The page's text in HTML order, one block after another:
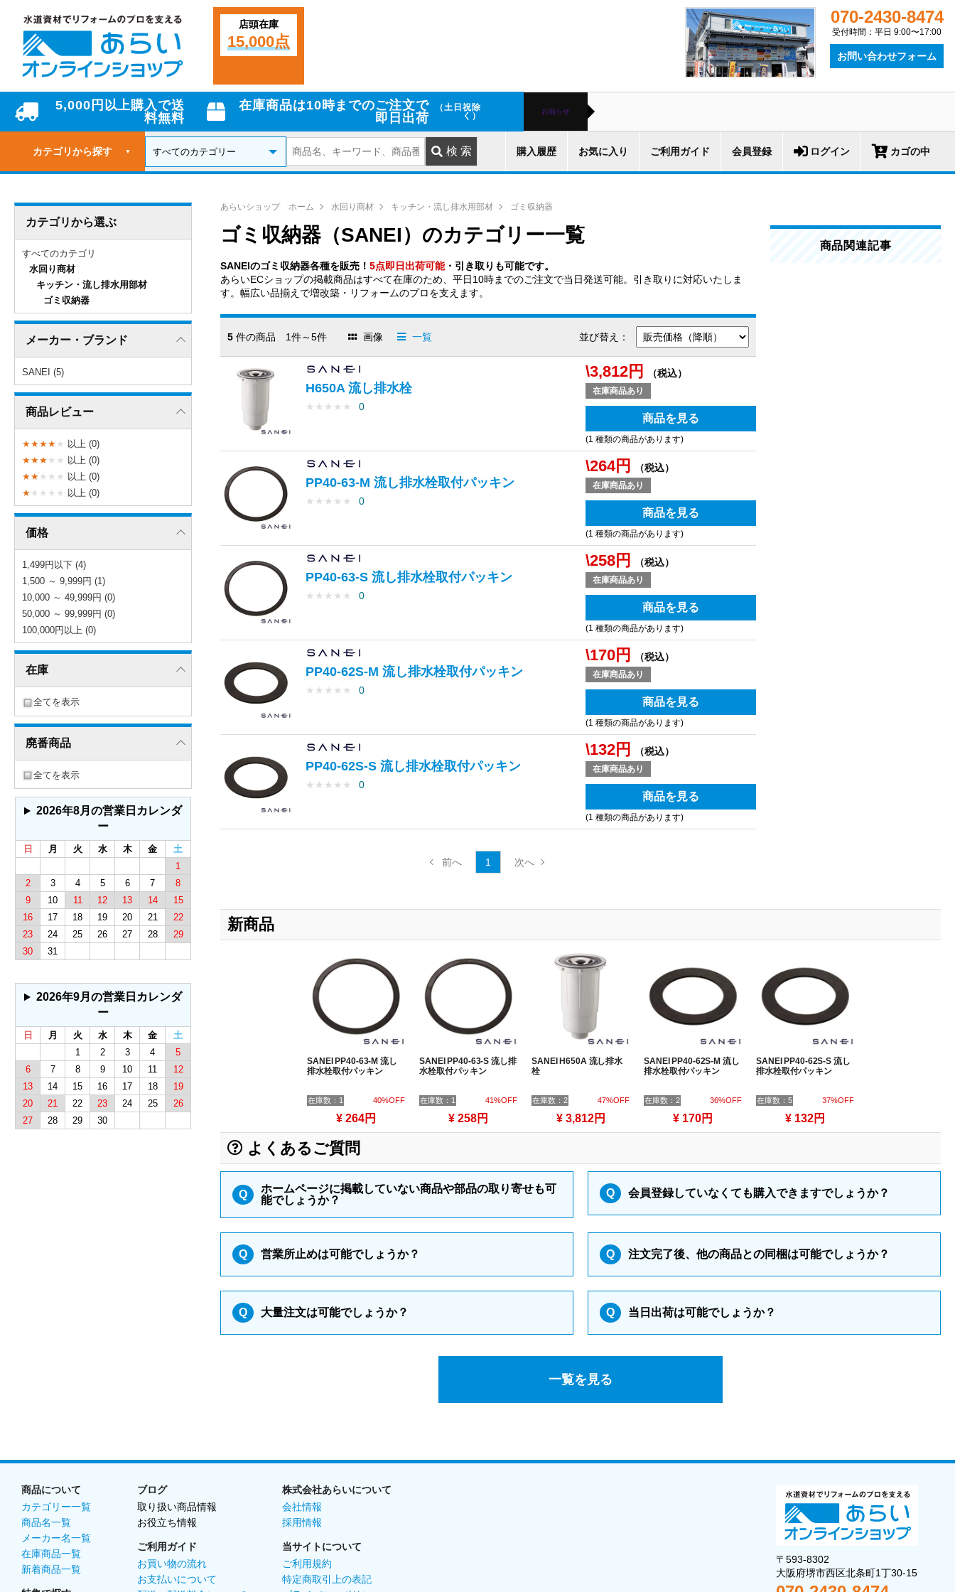
店頭在庫
15,000点
070-2430-8474
受付時間：平日 9:00〜17:00
お問い合わせフォーム
5,000円以上購入で送
料無料
在庫商品は10時までのご注文で
即日出荷
（土日祝除
く）
お知らせ
カテゴリから探す ▼ 購入履歴 お気に入り ご利用ガイド 会員登録 ログイン カゴの中
あらいショップ ホーム 水回り商材 キッチン・流し排水用部材 ゴミ収納器
ゴミ収納器（SANEI）のカテゴリー一覧
SANEIのゴミ収納器各種を販売！ 5点即日出荷可能・引き取りも可能です。
あらいECショップの掲載商品はすべて在庫のため、平日10時までのご注文で当日発送可能。引き取りに対応いたしま
す。幅広い品揃えで増改築・リフォームのプロを支えます。
5 件の商品 1件～5件 画像 一覧 並び替え：
H650A 流し排水栓
★ ★ ★ ★ ★ 0
\3,812円 （税込）
在庫商品あり
商品を見る
(1 種類の商品があります)
PP40-63-M 流し排水栓取付パッキン
★ ★ ★ ★ ★ 0
\264円 （税込）
在庫商品あり
商品を見る
(1 種類の商品があります)
PP40-63-S 流し排水栓取付パッキン
★ ★ ★ ★ ★ 0
\258円 （税込）
在庫商品あり
商品を見る
(1 種類の商品があります)
PP40-62S-M 流し排水栓取付パッキン
★ ★ ★ ★ ★ 0
\170円 （税込）
在庫商品あり
商品を見る
(1 種類の商品があります)
PP40-62S-S 流し排水栓取付パッキン
★ ★ ★ ★ ★ 0
\132円 （税込）
在庫商品あり
商品を見る
(1 種類の商品があります)
1
商品関連記事
新商品
SANEI PP40-63-M 流し
排水栓取付パッキン
在庫数：1 40%OFF
¥ 264円
SANEI PP40-63-S 流し排
水栓取付パッキン
在庫数：1 41%OFF
¥ 258円
SANEI H650A 流し排水
栓
在庫数：2 47%OFF
¥ 3,812円
SANEI PP40-62S-M 流し
排水栓取付パッキン
在庫数：2 36%OFF
¥ 170円
SANEI PP40-62S-S 流し
排水栓取付パッキン
在庫数：5 37%OFF
¥ 132円
よくあるご質問
Q
ホームページに掲載していない商品や部品の取り寄せも可
能でしょうか？
Q 会員登録していなくても購入できますでしょうか？
Q 営業所止めは可能でしょうか？ Q 注文完了後、他の商品との同梱は可能でしょうか？
Q 大量注文は可能でしょうか？ Q 当日出荷は可能でしょうか？
一覧を見る
カテゴリから選ぶ
すべてのカテゴリ
水回り商材
キッチン・流し排水用部材
ゴミ収納器
メーカー・ブランド
SANEI (5)
商品レビュー
★★★★ ★ 以上 (0)
★★★ ★ ★ 以上 (0)
★★ ★ ★ ★ 以上 (0)
★ ★ ★ ★ ★ 以上 (0)
価格
1,499円以下 (4)
1,500 ～ 9,999円 (1)
10,000 ～ 49,999円 (0)
50,000 ～ 99,999円 (0)
100,000円以上 (0)
在庫
全てを表示
廃番商品
全てを表示
2026年8月の営業日カレンダ
ー
日 月 火 水 木 金
土
1
2
3 4 5 6 7
8
9
10 11 12 13 14
15
16
17 18 19 20 21
22
23
24 25 26 27 28
29
30
31
2026年9月の営業日カレンダ
ー
日 月 火 水 木 金
土
1
2 3 4
5
6
7 8 9 10 11
12
13
14 15 16 17 18
19
20
21 22 23 24 25
26
27
28 29 30
商品について
カテゴリー一覧
商品名一覧
メーカー名一覧
在庫商品一覧
新着商品一覧
ブログ
取り扱い商品情報
お役立ち情報
ご利用ガイド
お買い物の流れ
お支払いについて
株式会社あらいについて
会社情報
採用情報
当サイトについて
ご利用規約
特定商取引上の表記
〒593-8302
大阪府堺市西区北条町1丁30-15